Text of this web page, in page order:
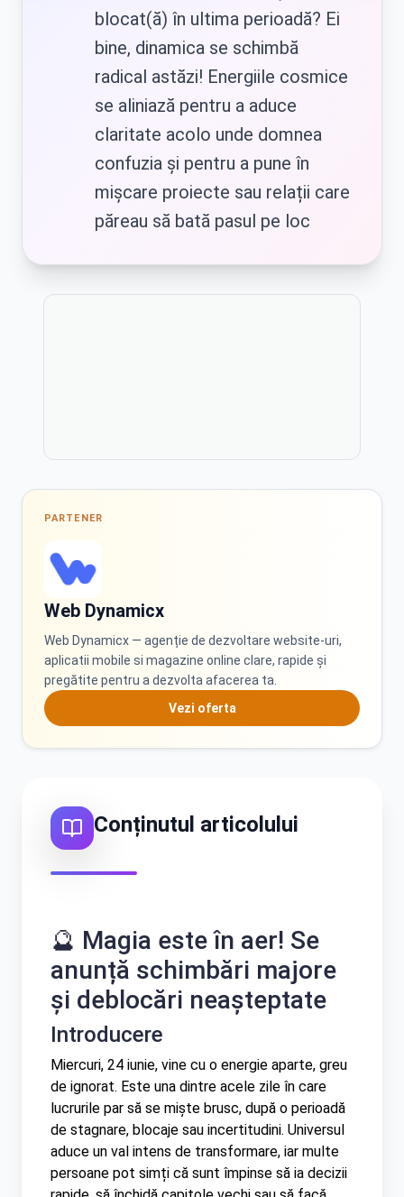
HU ID
Bahasa
Indonesia
IT JA
SK SQ
Српски Türkçe
中文 (台灣)
blocat(ă) în ultima perioadă? Ei
bine, dinamica se schimbă
radical astăzi! Energiile cosmice
se aliniază pentru a aduce
claritate acolo unde domnea
confuzia și pentru a pune în
mișcare proiecte sau relații care
păreau să bată pasul pe loc
PARTENER
Web Dynamicx
Web Dynamicx — agenție de dezvoltare website-uri,
aplicatii mobile si magazine online clare, rapide și
pregătite pentru a dezvolta afacerea ta.
Vezi oferta
Conținutul articolului
🔮 Magia este în aer! Se
anunță schimbări majore
și deblocări neașteptate
Introducere
Miercuri, 24 iunie, vine cu o energie aparte, greu
de ignorat. Este una dintre acele zile în care
lucrurile par să se miște brusc, după o perioadă
de stagnare, blocaje sau incertitudini. Universul
aduce un val intens de transformare, iar multe
persoane pot simți că sunt împinse să ia decizii